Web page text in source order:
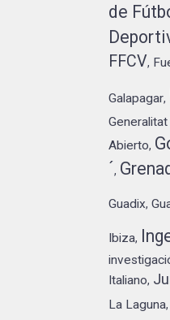
de
FFCV,
Galapagar,
Abierto,
´,
Guadix,
Ibiza,
Italiano,
La Laguna,